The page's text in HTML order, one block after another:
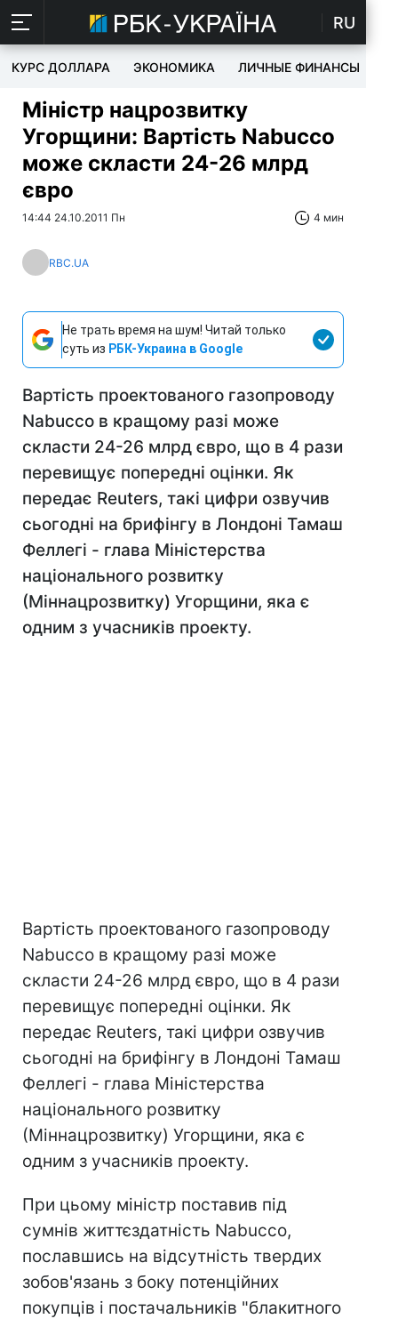
RU
КУРС ДОЛЛАРА ЭКОНОМИКА ЛИЧНЫЕ ФИНАНСЫ
Міністр нацрозвитку
Угорщини: Вартість Nabucco
може скласти 24-26 млрд
євро
14:44 24.10.2011 Пн 4 мин
RBC.UA
Не трать время на шум! Читай только
суть из РБК-Украина в Google
Вартість проектованого газопроводу
Nabucco в кращому разі може
скласти 24-26 млрд євро, що в 4 рази
перевищує попередні оцінки. Як
передає Reuters, такі цифри озвучив
сьогодні на брифінгу в Лондоні Тамаш
Феллегі - глава Міністерства
національного розвитку
(Міннацрозвитку) Угорщини, яка є
одним з учасників проекту.
Вартість проектованого газопроводу
Nabucco в кращому разі може
скласти 24-26 млрд євро, що в 4 рази
перевищує попередні оцінки. Як
передає Reuters, такі цифри озвучив
сьогодні на брифінгу в Лондоні Тамаш
Феллегі - глава Міністерства
національного розвитку
(Міннацрозвитку) Угорщини, яка є
одним з учасників проекту.
При цьому міністр поставив під
сумнів життєздатність Nabucco,
пославшись на відсутність твердих
зобов'язань з боку потенційних
покупців і постачальників "блакитного